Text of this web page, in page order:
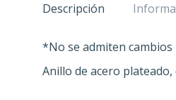
Descripción
*No se admiten
Anillo de acero